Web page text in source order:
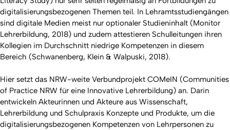
digitalisierungsbezogenen Themen teil. In Lehramtsstudiengängen
sind digitale Medien meist nur optionaler Studieninhalt (Monitor
Lehrerbildung, 2018) und zudem attestieren Schulleitungen ihren
Kollegien im Durchschnitt niedrige Kompetenzen in diesem
Bereich (Schwanenberg, Klein & Walpuski, 2018).
Hier setzt das NRW-weite Verbundprojekt COMeIN (Communities
of Practice NRW für eine Innovative Lehrerbildung) an. Darin
entwickeln Akteurinnen und Akteure aus Wissenschaft,
Lehrerbildung und Schulpraxis Konzepte und Produkte, um die
digitalisierungsbezogenen Kompetenzen von Lehrpersonen zu